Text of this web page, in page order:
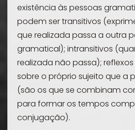
existência às pessoas
podem ser transitivos
que realizada passa a outra
gramatical); intransitivos
realizada não passa);
sobre o próprio sujeito que a
(são os que se combinam
para formar os tempos
conjugação).